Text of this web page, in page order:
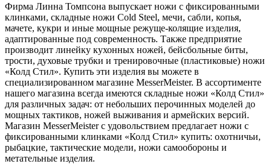
Фирма Линна Томпсона выпускает ножи с фиксированными
клинками, складные ножи Cold Steel, мечи, сабли, копья,
мачете, кукри и иные мощные режуще-колящие изделия,
адаптированные под современность. Также предприятие
производит линейку кухонных ножей, бейсбольные биты,
трости, духовые трубки и тренировочные (пластиковые) ножи
«Колд Стил». Купить эти изделия вы можете в
специализированном магазине MesserMeister. В ассортименте
нашего магазина всегда имеются складные ножи «Колд Стил»
для различных задач: от небольших перочинных моделей до
мощных тактиков, ножей выживания и армейских версий.
Магазин MesserMeister с удовольствием предлагает ножи с
фиксированными клинками «Колд Стил» купить: охотничьи,
рыбацкие, тактические модели, ножи самообороны и
метательные изделия.